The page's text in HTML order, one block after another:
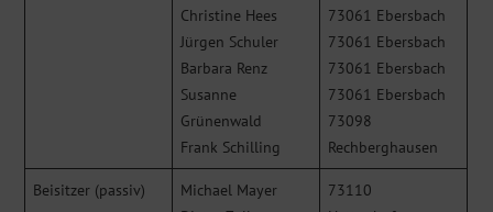
Christine Hees
Jürgen Schuler
Barbara Renz
Susanne
Grünenwald
Frank Schilling
73061 Ebersbach
73061 Ebersbach
73061 Ebersbach
73061 Ebersbach
73098
Rechberghausen
Beisitzer (passiv)
Michael Mayer
73110